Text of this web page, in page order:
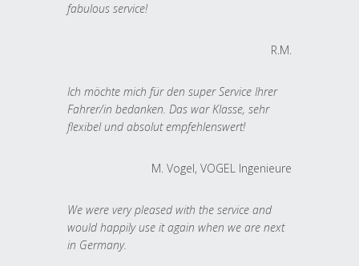
fabulous service!
R.M.
Ich möchte mich für den super Service Ihrer
Fahrer/in bedanken. Das war Klasse, sehr
flexibel und absolut empfehlenswert!
M. Vogel, VOGEL Ingenieure
We were very pleased with the service and
would happily use it again when we are next
in Germany.